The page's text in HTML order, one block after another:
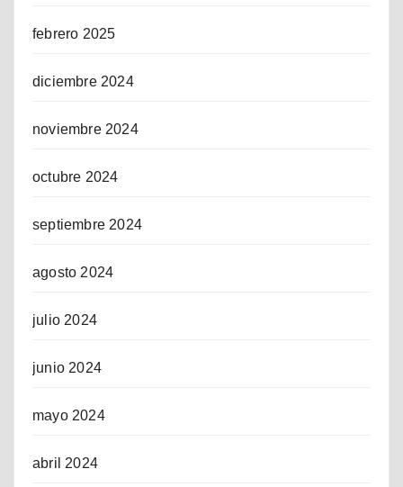
febrero 2025
diciembre 2024
noviembre 2024
octubre 2024
septiembre 2024
agosto 2024
julio 2024
junio 2024
mayo 2024
abril 2024